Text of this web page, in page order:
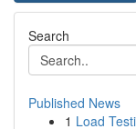
Search
Published News
1 Load